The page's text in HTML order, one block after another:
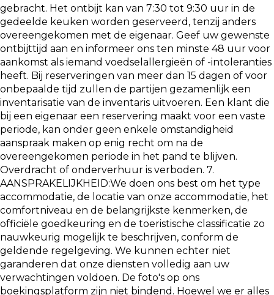
gebracht. Het ontbijt kan van 7:30 tot 9:30 uur in de
gedeelde keuken worden geserveerd, tenzij anders
overeengekomen met de eigenaar. Geef uw gewenste
ontbijttijd aan en informeer ons ten minste 48 uur voor
aankomst als iemand voedselallergieën of -intoleranties
heeft. Bij reserveringen van meer dan 15 dagen of voor
onbepaalde tijd zullen de partijen gezamenlijk een
inventarisatie van de inventaris uitvoeren. Een klant die
bij een eigenaar een reservering maakt voor een vaste
periode, kan onder geen enkele omstandigheid
aanspraak maken op enig recht om na de
overeengekomen periode in het pand te blijven.
Overdracht of onderverhuur is verboden. 7.
AANSPRAKELIJKHEID:We doen ons best om het type
accommodatie, de locatie van onze accommodatie, het
comfortniveau en de belangrijkste kenmerken, de
officiële goedkeuring en de toeristische classificatie zo
nauwkeurig mogelijk te beschrijven, conform de
geldende regelgeving. We kunnen echter niet
garanderen dat onze diensten volledig aan uw
verwachtingen voldoen. De foto's op ons
boekingsplatform zijn niet bindend. Hoewel we er alles